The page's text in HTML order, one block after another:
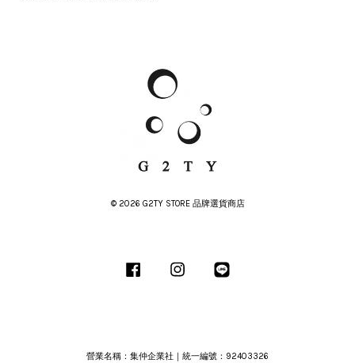
© 2026 G2TY STORE 品牌選貨商店
Facebook Instagram
營業名稱：集仲企業社｜統一編號：92403326